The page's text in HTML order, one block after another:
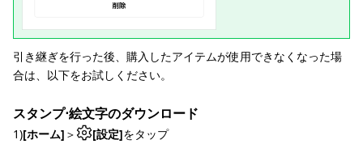
引き継ぎを行った後、購入したアイテムが使用できなくなった場
合は、以下をお試しください。
スタンプ⋅絵文字のダウンロード
1)[ホーム] ＞ [設定]をタップ